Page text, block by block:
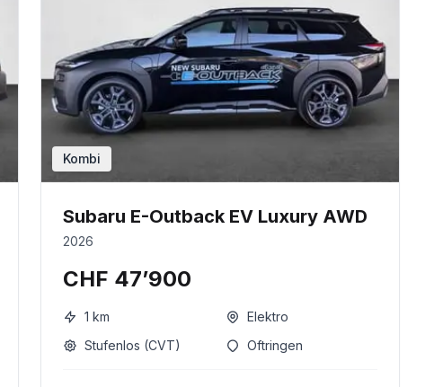
Kombi
Subaru E-Outback EV Luxury AWD
2026
CHF 47’900
1 km
Elektro
Stufenlos (CVT)
Oftringen